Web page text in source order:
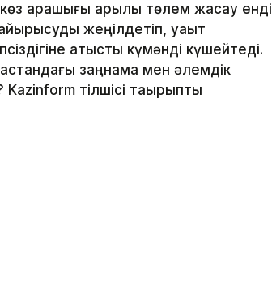
қарашығы арқылы төлем жасау енді
жеңілдетіп, уақыт
қатысты күмәнді күшейтеді.
заңнама мен әлемдік
тілшісі тақырыпты